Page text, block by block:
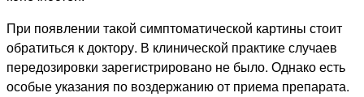
При появлении такой симптоматической картины стоит
обратиться к доктору. В клинической практике случаев
передозировки зарегистрировано не было. Однако есть
особые указания по воздержанию от приема препарата.